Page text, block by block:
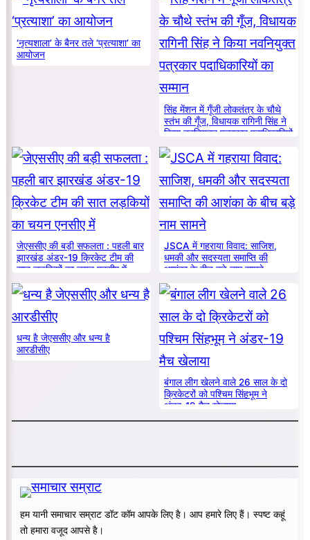
‘नृत्यशाला’ के बैनर तले ‘प्रत्याशा’ का
आयोजन
सिंह मेंशन में गूँजी लोकतंत्र के चौथे
स्तंभ की गूँज, विधायक रागिनी सिंह ने
किया नवनियुक्त पत्रकार पदाधिकारियों
का सम्मान
जेएससीए की बड़ी सफलता : पहली बार
झारखंड अंडर-19 क्रिकेट टीम की
सात लड़कियों का चयन एनसीए में
JSCA में गहराया विवाद: साजिश,
धमकी और सदस्यता समाप्ति की
आशंका के बीच बड़े नाम सामने
धन्य है जेएससीए और धन्य है
आरडीसीए
बंगाल लीग खेलने वाले 26 साल के दो
क्रिकेटरों को पश्चिम सिंहभूम ने
अंडर-19 मैच खेलाया
हम यानी समाचार सम्राट डॉट कॉम आपके लिए है। आप हमारे लिए हैं। स्पष्ट कहूं
तो हमारा वजूद आपसे है।